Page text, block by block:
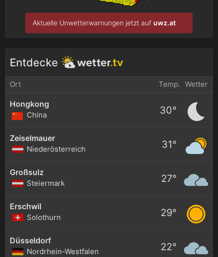
Aktuelle Unwetterwarnungen jetzt auf uwz.at
Entdecke
Ort Temp. Wetter
Hongkong
China 30°
Zeiselmauer
Niederösterreich 31°
Großsulz
Steiermark 27°
Erschwil
Solothurn 29°
Düsseldorf
Nordrhein-Westfalen 22°